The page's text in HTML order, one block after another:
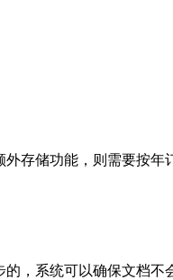
存储功能，则需要按年
，系统可以确保文档不